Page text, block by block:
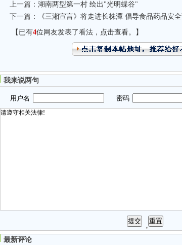
上一篇： 湖南两型第一村 绘出"光明蝶谷"
下一篇：
《三湘宣言》将走进长株潭 倡导食品药品安
【已有4位网友发表了看法，点击查看。】
我来说两句
用户名 密码
最新评论